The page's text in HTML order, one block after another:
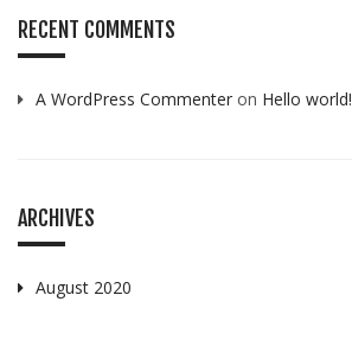
RECENT COMMENTS
A WordPress Commenter on Hello world!
ARCHIVES
August 2020